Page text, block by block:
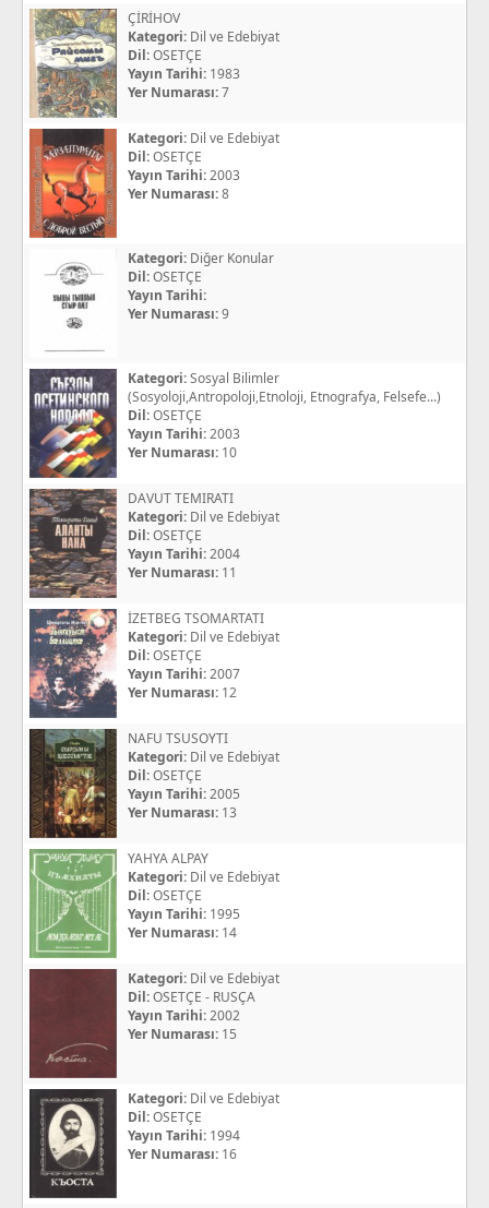
ÇİRİHOV
Kategori: Dil ve Edebiyat
Dil:OSETÇE
Yayın Tarihi: 1983
Yer Numarası:7
Kategori: Dil ve Edebiyat
Dil:OSETÇE
Yayın Tarihi:2003
Yer Numarası:8
Kategori: Diğer Konular
Dil:OSETÇE
Yayın Tarihi:
Yer Numarası:9
Kategori:Sosyal Bilimler
(Sosyoloji,Antropoloji,Etnoloji, Etnografya, Felsefe...)
Dil:OSETÇE
Yayın Tarihi:2003
Yer Numarası: 10
DAVUT TEMIRATI
Kategori: Dil ve Edebiyat
Dil:OSETÇE
Yayın Tarihi:2004
Yer Numarası: 11
İZETBEG TSOMARTATI
Kategori: Dil ve Edebiyat
Dil:OSETÇE
Yayın Tarihi:2007
Yer Numarası: 12
NAFU TSUSOYTI
Kategori: Dil ve Edebiyat
Dil:OSETÇE
Yayın Tarihi:2005
Yer Numarası: 13
YAHYA ALPAY
Kategori: Dil ve Edebiyat
Dil:OSETÇE
Yayın Tarihi: 1995
Yer Numarası: 14
Kategori: Dil ve Edebiyat
Dil:OSETÇE - RUSÇA
Yayın Tarihi:2002
Yer Numarası: 15
Kategori: Dil ve Edebiyat
Dil:OSETÇE
Yayın Tarihi: 1994
Yer Numarası: 16